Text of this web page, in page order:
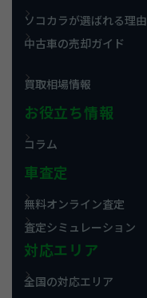
ソコカラが選ばれる理由
中古車の売却ガイド
買取相場情報
お役立ち情報
コラム
車査定
無料オンライン査定
査定シミュレーション
対応エリア
全国の対応エリア